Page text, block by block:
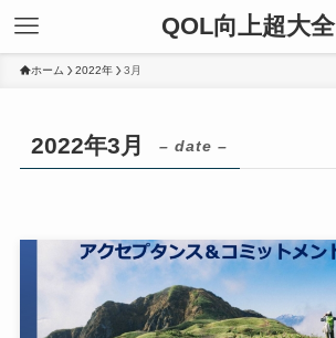
QOL向上超大全
ホーム 2022年 3月
2022年3月 – date –